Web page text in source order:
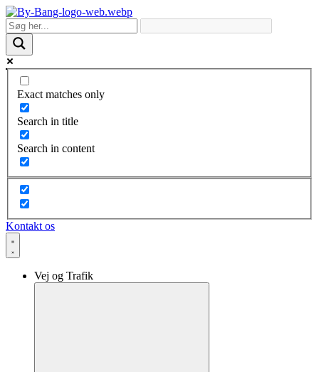
Skip
to
content
Exact matches only
Search in title
Search in content
Kontakt os
Vej og Trafik